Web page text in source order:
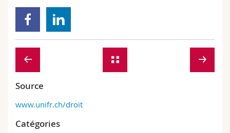
Source
www.unifr.ch/droit
Catégories